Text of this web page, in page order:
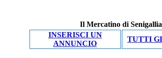
Il Mercatino di Senigallia
INSERISCI UN
ANNUNCIO
TUTTI